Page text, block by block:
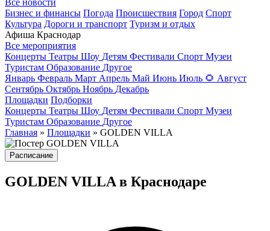
Все новости
Бизнес и финансы Погода Происшествия Город Спорт
Культура Дороги и транспорт Туризм и отдых
Афиша Краснодар
Все мероприятия
Концерты Театры Шоу Детям Фестивали Спорт Музеи
Туристам Образование Другое
Январь Февраль Март Апрель Май Июнь Июль 🌻 Август
Сентябрь Октябрь Ноябрь Декабрь
Площадки Подборки
Концерты Театры Шоу Детям Фестивали Спорт Музеи
Туристам Образование Другое
Главная » Площадки » GOLDEN VILLA
Расписание
GOLDEN VILLA в Краснодаре